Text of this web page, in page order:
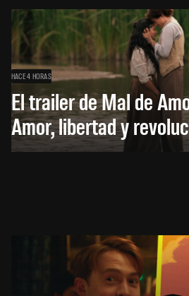
HACE 4 HORAS
El trailer de Mal de
Amor, libertad y